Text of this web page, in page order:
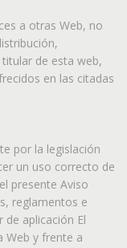
a otras Web, no
de esta web,
en las citadas
por la legislación
un uso correcto de
presente Aviso
reglamentos e
de aplicación El
Web y frente a